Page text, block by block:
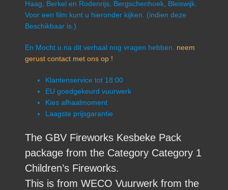
Haag, Berkel en Rodenrijs, Bergschenhoek, Bleiswijk.
Voor een film kunt u hieronder kijken. (indien deze
Beschikbaar is.)
En Mocht u na dit verhaal nog vragen hebben. neem
gerust contact met ons op !
Klantenservice tot 18:00
EU goedgekeurd vuurwerk
Kies afhaalmoment
Laagste prijsgarantie
The GBV Fireworks Kesbeke Pack
package from the Category Category 1
Children’s Fireworks.
This is from WECO Vuurwerk from the